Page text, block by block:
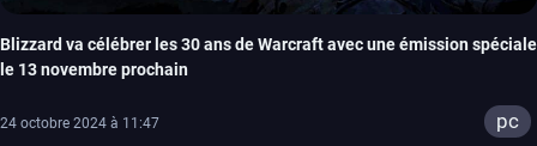
Blizzard va célébrer les 30 ans de Warcraft avec une émission spéciale
le 13 novembre prochain
24 octobre 2024 à 11:47 pc